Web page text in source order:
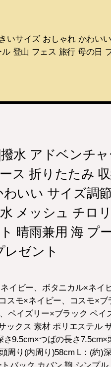
サイズ おしゃれ かわい
登山 フェス 旅行 母の日
水 アドベンチャ
ス 折りたたみ
いい サイズ調
メッシュ チロ
晴雨兼用 海 プ
レゼント
イビー、ボタニカル×ネイ
スモ×ネイビー、コスモ×ブ
ペイズリー×ブラック ペイ
ックス 素材 ポリエステル
9.5cm×つばの長さ7.5cm×
周り(内周り)58cm L：(約)
バック カバン 鞄 シンプル